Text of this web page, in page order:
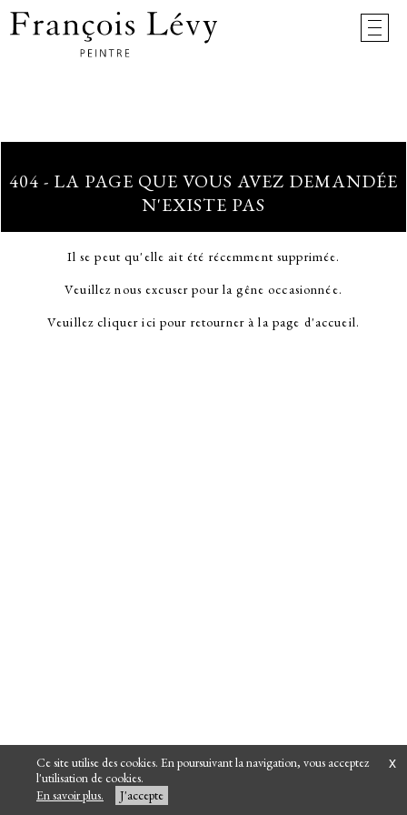
404 - LA PAGE QUE VOUS AVEZ DEMANDÉE
N'EXISTE PAS
Il se peut qu'elle ait été récemment supprimée.
Veuillez nous excuser pour la gêne occasionnée.
Veuillez cliquer ici pour retourner à la page d'accueil.
Ce site utilise des cookies. En poursuivant la navigation, vous acceptez
l'utilisation de cookies.
En savoir plus.
J'accepte
x